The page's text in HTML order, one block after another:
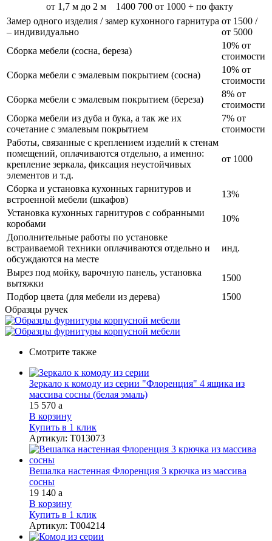
от 1,7 м до 2 м
1400 700 от 1000 + по факту
Замер одного изделия / замер кухонного гарнитура
– индивидуально
от 1500 /
от 5000
Сборка мебели (сосна, береза)
10% от
стоимости
Сборка мебели с эмалевым покрытием (сосна)
10% от
стоимости
Сборка мебели с эмалевым покрытием (береза)
8% от
стоимости
Сборка мебели из дуба и бука, а так же их
сочетание с эмалевым покрытием
7% от
стоимости
Работы, связанные с креплением изделий к стенам
помещений, оплачиваются отдельно, а именно:
крепление зеркала, фиксация неустойчивых
элементов и т.д.
от 1000
Сборка и установка кухонных гарнитуров и
встроенной мебели (шкафов)
13%
Установка кухонных гарнитуров с собранными
коробами
10%
Дополнительные работы по установке
встраиваемой техники оплачиваются отдельно и
обсуждаются на месте
инд.
Вырез под мойку, варочную панель, установка
вытяжки
1500
Подбор цвета (для мебели из дерева)
1500
Образцы ручек
Смотрите также
Зеркало к комоду из серии "Флоренция" 4 ящика из
массива сосны (белая эмаль)
15 570 a
В корзину
Купить в 1 клик
Артикул: Т013073
Вешалка настенная Флоренция 3 крючка из массива
сосны
19 140 a
В корзину
Купить в 1 клик
Артикул: Т004214